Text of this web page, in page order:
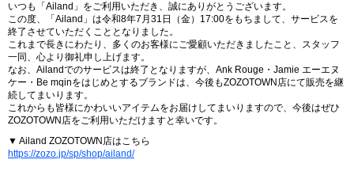
いつも「Ailand」をご利用いただき、誠にありがとうございます。
この度、「Ailand」は令和8年7月31日（金）17:00をもちまして、サービスを
終了させていただくこととなりました。
これまで長きにわたり、多くのお客様にご愛顧いただきましたこと、スタッフ
一同、心より御礼申し上げます。
なお、Ailandでのサービスは終了となりますが、Ank Rouge・Jamie エーエヌ
ケー・Be mqinをはじめとするブランドは、今後もZOZOTOWN店にて販売を継
続してまいります。
これからも皆様にかわいいアイテムをお届けしてまいりますので、今後はぜひ
ZOZOTOWN店をご利用いただけますと幸いです。
▼ Ailand ZOZOTOWN店はこちら
https://zozo.jp/sp/shop/ailand/